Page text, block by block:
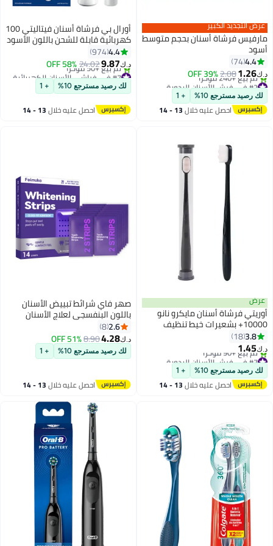
عرض التجديد الكبير
مارفيس فرشاة أسنان بحجم متوسط
أسود
4.4
74
د.ك‏1.26
2.08
39% OFF
#2 في فرش الأسنان اليدوية
أقل سعر في 7 يوم
تم بيع +240 مؤخرًا
#2 في فرش الأسنان اليدوية
لك رصيد مسترجع 10% + 1
احصل عليه خلال 13 - 14
أورال بي فرشاة أسنان فيتاليتي 100
كهربائية قابلة للشحن باللون الأسود
أسود
4.4
974
د.ك‏9.87
24.02
58% OFF
#7 في فراشي الأسنان الكهربائية
أقل سعر في 30 يوم
تم بيع +50 مؤخرًا
#7 في فراشي الأسنان الكهربائية
لك رصيد مسترجع 10% + 1
احصل عليه خلال 13 - 14
عرض
أوريتي فرشاة أسنان مايكرو نانو
10000+ بشعيرات خيط تنظيف
الأسنان، أبيض/أسود
3.8
18
د.ك‏1.45
#7 في فرش الأسنان اليدوية
أقل سعر في السنة
تم بيع +90 مؤخرًا
#7 في فرش الأسنان اليدوية
لك رصيد مسترجع 10% + 1
احصل عليه خلال 13 - 14
صهر فاي شرائط تبييض الأسنان
باللون البنفسجي لعلاج الأسنان
الحساسة، مبيض لون آمن للميناء،
يزيل البقع العنيدة بفعالية، سريع
شريطًا.
2.6
8
د.ك‏4.28
8.90
51% OFF
لك رصيد مسترجع 10% + 1
احصل عليه خلال 13 - 14